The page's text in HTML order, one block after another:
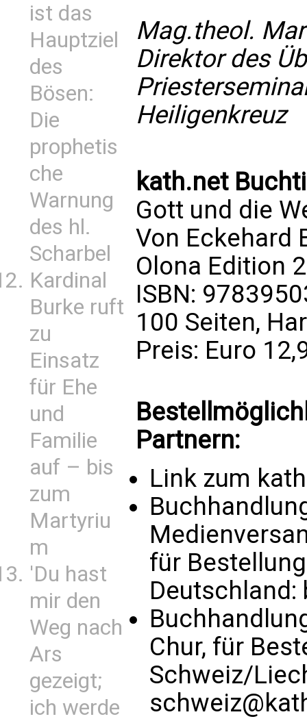
ist das
Hauptziel
des
Bösen:
Die
prophetis
che
Warnung
des hl.
Scharbel
Kardinal
Burke ruft
zu
Einsatz
für Ehe
und
Familie
auf – bis
zum
Martyriu
m
'Du hast
mir den
Weg nach
Ars
gezeigt;
ich werde
Mag.theol.
Direktor des
Heiligenkreuz
kath.net
Gott und die
Von Eckehard
Olona Edition
ISBN:
100 Seiten,
Preis: Euro
Partnern:
Link zum
für
Deutschland:
Chur, für
Schweiz/